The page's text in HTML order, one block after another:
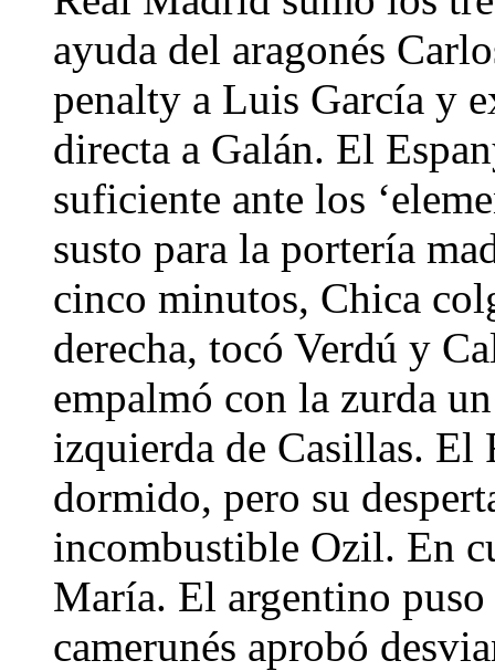
ayuda del aragonés
penalty a Luis García y
directa a Galán. El
suficiente ante los
susto para la portería
cinco minutos, Chica
derecha, tocó Verdú y
empalmó con la zurda
izquierda de Casillas.
dormido, pero su
incombustible Ozil. En
María. El argentino
camerunés aprobó